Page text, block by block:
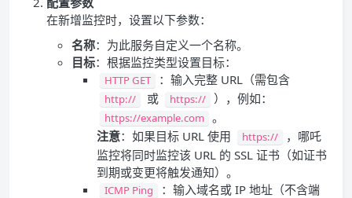
在新增监控时，设置以下参数：
名称：为此服务自定义一个名称。
目标：根据监控类型设置目标：
HTTP GET ：输入完整 URL（需包含
http:// 或 https:// ），例如：
https://example.com 。
注意：如果目标 URL 使用 https://
，哪吒
监控将同时监控该 URL 的 SSL 证书（如证书
到期或变更将触发通知）。
ICMP Ping
：输入域名或 IP 地址（不含端